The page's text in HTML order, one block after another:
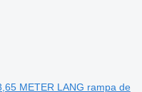
METER LANG rampa de